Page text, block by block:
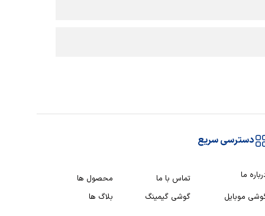
دسترسی سریع
ما تماس با ما
محصول ها
موبایل
گوشی گیمینگ بلاگ ها